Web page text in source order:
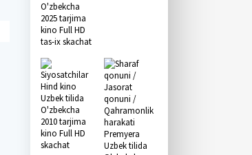
O'zbekcha
2025 tarjima
kino Full HD
tas-ix skachat